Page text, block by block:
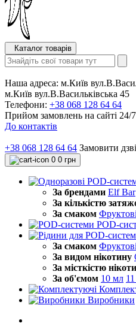
Каталог товарів
Наша адреса: м.Київ
м.Київ вул.В.Васильківська 45
Телефони: +38 068 128 64 64
Прийом замовлень на сайті 24/7
До контактів
+38 068 128 64 64 Замовити
0 0 грн
За брендами Elf Bar
За кількістю
За смаком Фруктові
POD-
За смаком Фруктові
За видом нікотину
За місткістю
За об'ємом 10 мл
Виробники